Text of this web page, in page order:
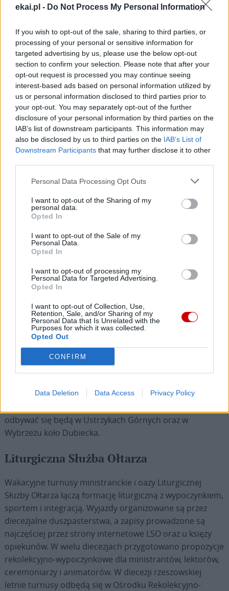
ekai.pl - Do Not Process My Personal Information
If you wish to opt-out of the sale, sharing to third parties, or
processing of your personal or sensitive information for
targeted advertising by us, please use the below opt-out
section to confirm your selection. Please note that after your
opt-out request is processed you may continue seeing
interest-based ads based on personal information utilized by
us or personal information disclosed to third parties prior to
your opt-out. You may separately opt-out of the further
disclosure of your personal information by third parties on the
IAB’s list of downstream participants. This information may
also be disclosed by us to third parties on the IAB’s List of
Downstream Participants that may further disclose it to other
Personal Data Processing Opt Outs
I want to opt-out of the Sharing of my
personal data.
Opted In
I want to opt-out of the Sale of my
Personal Data.
Opted In
I want to opt-out of processing my
Personal Data for Targeted Advertising.
Opted In
I want to opt-out of Collection, Use,
Retention, Sale, and/or Sharing of my
Personal Data that Is Unrelated with the
Purposes for which it was collected.
Opted Out
CONFIRM
Data Deletion Data Access Privacy Policy
pogłębienia relacji z Bogiem oraz uczenia się
Każdemu uczestnikowi proponowane jest indywidualne
towarzyszenie duchowe. W programie przewidziano
codzienną Eucharystię, jutrznię, adorację Najświętszego
Sakramentu, nauczanie, wprowadzenia do modlitwy oraz
czas na osobistą modlitwę słowem Bożym.
KULTURA KATOLICKA
Wciąż można zapisać się na Przystanek Jezus
Ruch Apostolstwa Młodzieży
„Wakacje z Bogiem” to hasło rekolekcji wakacyjnych
Ruchu Apostolstwa Młodzieży, skierowanych do dzieci i
młodzieży od 8. roku życia aż po młodzież dorosłą. Jak
podkreślają organizatorzy, rekolekcje są czasem
przeżywanym z Bogiem, okazją do modlitwy i refleksji,
doświadczenia wspólnoty, spotkania ciekawych ludzi oraz
odkrywania swojego życiowego powołania. Program ma
konferencje oraz dyskusje. Przewidziano także czas
odbywać się będą w Ustrzykach Górnych oraz w
Wybrzeżu koło Dubiecka.
Liturgiczna Służba Ołtarza
Wakacyjne turnusy ministranckie i oazy Liturgicznej
Służby Ołtarza łączą formację liturgiczną z wypoczynkiem,
sportem i integracją. Wyjazdy organizowane są przez
diecezjalne duszpasterstwa, a zapisy prowadzone są
najczęściej przez strony internetowe LSO oraz u księży
opiekunów. W wielu diecezjach przygotowano propozycje
rekolekcyjno-wypoczynkowe dla ministrantów, lektorów,
ceremoniarzy i animatorów. W diecezji rzeszowskiej
letnie turnusy odbędą się w Ośrodku Rekolekcyjno-